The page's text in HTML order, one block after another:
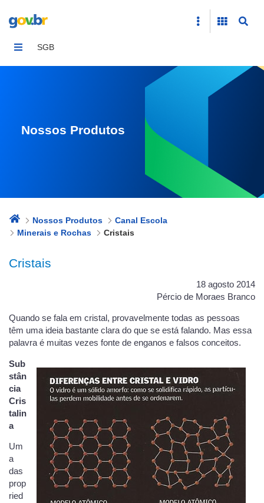
SGB
Nossos Produtos
Nossos Produtos
Canal Escola
Minerais e Rochas
Cristais
Cristais
18 agosto 2014
Pércio de Moraes Branco
Quando se fala em cristal, provavelmente todas as pessoas
têm uma ideia bastante clara do que se está falando. Mas essa
palavra é muitas vezes fonte de enganos e falsos conceitos.
Sub
stân
cia
Cris
talin
a
Um
a
das
prop
ried